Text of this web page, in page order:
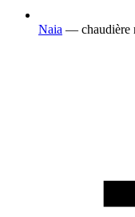
Naia — chaudière